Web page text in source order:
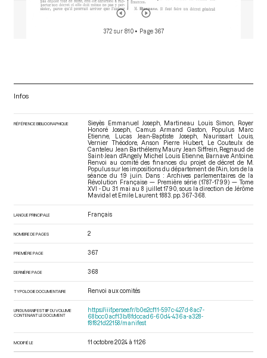
372 sur 810 • Page 367
Infos
RÉFÉRENCE BIBLIOGRAPHIQUE
Sieyès Emmanuel Joseph, Martineau Louis Simon, Royer
Honoré Joseph, Camus Armand Gaston, Populus Marc
Etienne, Lucas Jean-Baptiste Joseph, Naurissart Louis,
Vernier Théodore, Anson Pierre Hubert, Le Couteulx de
Canteleu Jean Barthélemy, Maury Jean Siffrein, Regnaud de
Saint-Jean d'Angely Michel Louis Etienne, Barnave Antoine.
Renvoi au comité des finances du projet de décret de M.
Populus sur les impositions du département de l'Ain, lors de la
séance du 19 juin. Dans : Archives parlementaires de la
Révolution Française — Première série (1787-1799) — Tome
XVI - Du 31 mai au 8 juillet 1790 , sous la direction de Jérôme
Mavidal et Emile Laurent. 1883. pp. 367-368.
LANGUE PRINCIPALE Français
NOMBRE DE PAGES 2
PREMIÈRE PAGE 367
DERNIÈRE PAGE 368
TYPOLOGIE DOCUMENTAIRE Renvoi aux comités
URI DU MANIFEST IIIF DU VOLUME
CONTENANT LE DOCUMENT
https://iiif.persee.fr/b0e2cf11-597c-427d-8ac7-
68bcc0acf13b/8fdccad6-60d4-436a-a328-
f8f821d22158/manifest
MODIFIÉ LE 11 octobre 2024 à 11:26